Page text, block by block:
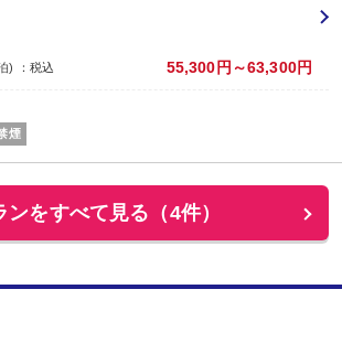
) ：税込 55,300円～63,300円
煙
ンをすべて見る（4件）